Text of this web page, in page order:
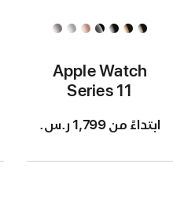
Apple Watch
Series 11
ابتداءً من 1,799 ر.س.‏